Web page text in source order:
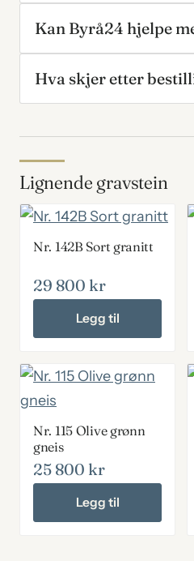
Kan Byrå24 hjelpe
Hva skjer etter
Lignende gravstein
Nr. 142B Sort granitt
29 800 kr
Legg til
Nr. 115 Olive grønn
gneis
25 800 kr
Legg til